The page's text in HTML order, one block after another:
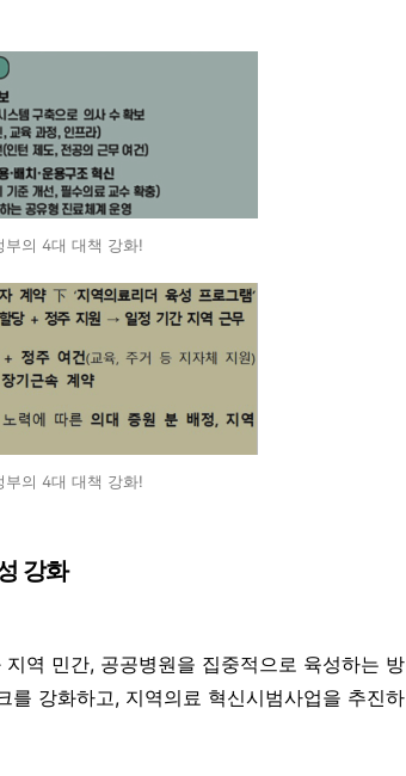
부의 4대 대책 강화!
부의 4대 대책 강화!
강화
역 민간, 공공병원을 집중적으로 육성하는 방
강화하고, 지역의료 혁신시범사업을 추진하